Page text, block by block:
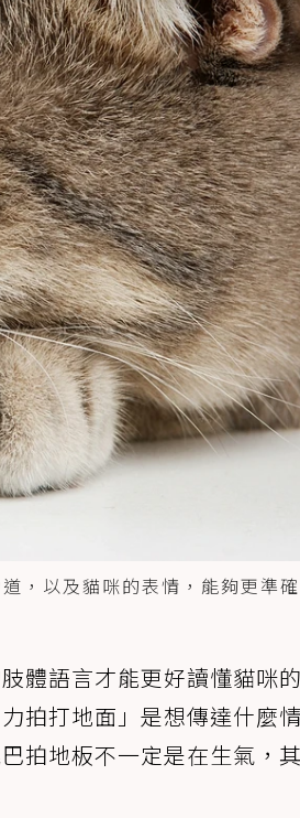
，以及貓咪的表情，能夠更準
體語言才能更好讀懂貓咪
拍打地面」是想傳達什麼
拍地板不一定是在生氣，